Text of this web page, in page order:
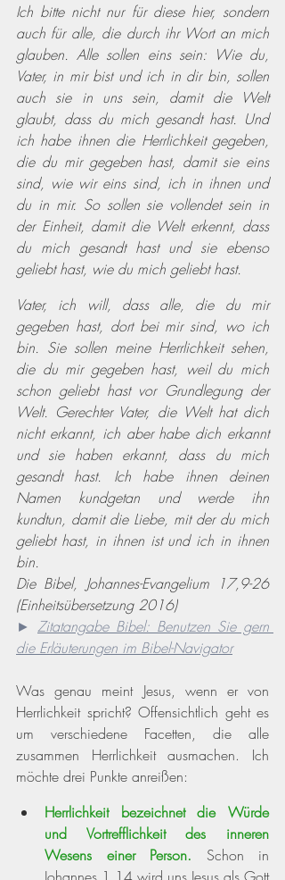
Ich bitte nicht nur für diese hier, sondern
auch für alle, die durch ihr Wort an mich
glauben. Alle sollen eins sein: Wie du,
Vater, in mir bist und ich in dir bin, sollen
auch sie in uns sein, damit die Welt
glaubt, dass du mich gesandt hast. Und
ich habe ihnen die Herrlichkeit gegeben,
die du mir gegeben hast, damit sie eins
sind, wie wir eins sind, ich in ihnen und
du in mir. So sollen sie vollendet sein in
der Einheit, damit die Welt erkennt, dass
du mich gesandt hast und sie ebenso
geliebt hast, wie du mich geliebt hast.
Vater, ich will, dass alle, die du mir
gegeben hast, dort bei mir sind, wo ich
bin. Sie sollen meine Herrlichkeit sehen,
die du mir gegeben hast, weil du mich
schon geliebt hast vor Grundlegung der
Welt. Gerechter Vater, die Welt hat dich
nicht erkannt, ich aber habe dich erkannt
und sie haben erkannt, dass du mich
gesandt hast. Ich habe ihnen deinen
Namen kundgetan und werde ihn
kundtun, damit die Liebe, mit der du mich
geliebt hast, in ihnen ist und ich in ihnen
bin.
Die Bibel, Johannes-Evangelium 17,9-26
(Einheitsübersetzung 2016)
► Zitatangabe Bibel: Benutzen Sie gern
die Erläuterungen im Bibel-Navigator
Was genau meint Jesus, wenn er von
Herrlichkeit spricht? Offensichtlich geht es
um verschiedene Facetten, die alle
zusammen Herrlichkeit ausmachen. Ich
möchte drei Punkte anreißen:
Herrlichkeit bezeichnet die Würde
und Vortrefflichkeit des inneren
Wesens einer Person. Schon in